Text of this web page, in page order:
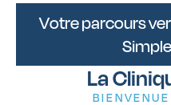
Votre parcours
La